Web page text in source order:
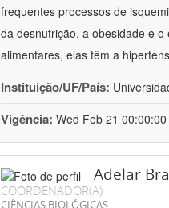
frequentes processos de
da desnutrição, a obesidade e
alimentares, elas têm a
Instituição/UF/País:
Vigência: Wed Feb 21
Adelar
COORDENADOR(A)
CIÊNCIAS BIOLÓGICAS